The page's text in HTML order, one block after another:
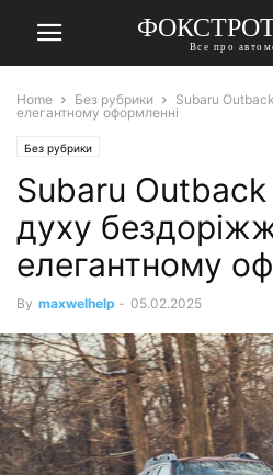
Все про
Home Без рубрики
Subaru
елегантному оформленні
Без рубрики
Subaru
духу
елегантному
By maxwelhelp - 05.02.2025